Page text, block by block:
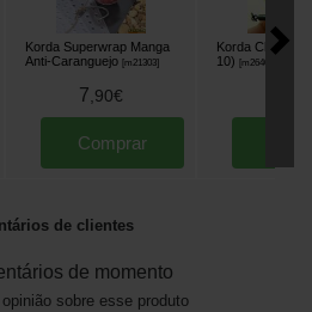
Korda Superwrap Manga
Anti-Caranguejo [m21303]
7 90€
Comprar
Korda Clip de
10)
[m2640
de clientes
de momento
sobre esse produto